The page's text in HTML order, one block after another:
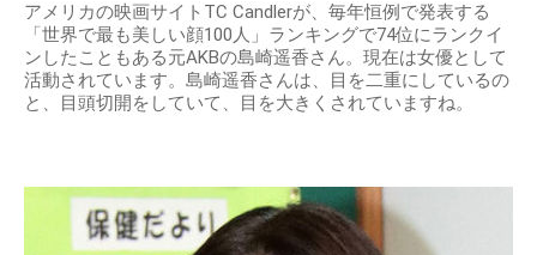
アメリカの映画サイトTC Candlerが、毎年恒例で発表する
「世界で最も美しい顔100人」ランキングで74位にランクイ
ンしたこともある元AKBの島崎遥香さん。現在は女優として
活動されています。島崎遥香さんは、目を二重にしているの
と、目頭切開をしていて、目を大きくされていますね。